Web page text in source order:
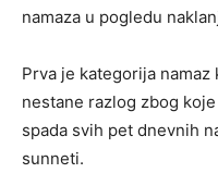
namaza u pogledu
Prva je kategorija
nestane razlog zbog
spada svih pet dnevnih
sunneti.